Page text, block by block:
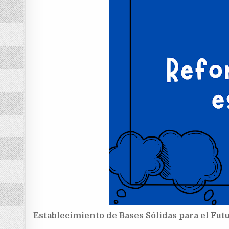
Establecimiento de Bases Sólidas para el